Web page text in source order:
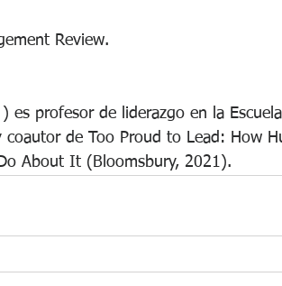
Review.
es profesor de liderazgo en la
coautor de Too Proud to Lead: How
About It (Bloomsbury, 2021).